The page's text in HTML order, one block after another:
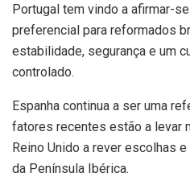
Portugal tem vindo a afirmar-
preferencial para reformados
estabilidade, segurança e um
controlado.
Espanha continua a ser uma
fatores recentes estão a levar
Reino Unido a rever escolhas
da Península Ibérica.